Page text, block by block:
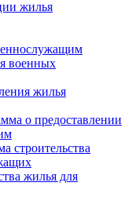
жилья
военных
жилья
о предоставлении
строительства
жилья для